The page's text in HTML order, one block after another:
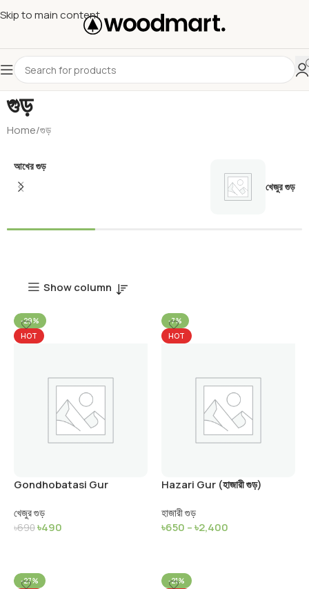
Skip to main content
গুড়
Home গুড়
আখের গুড়
খেজুর গুড়
Show column
-29%
HOT
Gondhobatasi Gur
খেজুর গুড়
৳690৳490
-7%
HOT
Hazari Gur (হাজারী গুড়)
হাজারী গুড়
৳650 –৳2,400
-27%
-21%